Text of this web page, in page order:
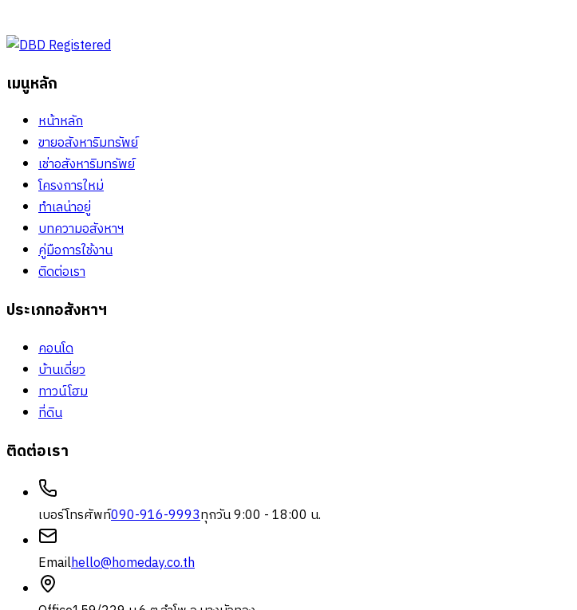
เมนูหลัก
หน้าหลัก
ขายอสังหาริมทรัพย์
เช่าอสังหาริมทรัพย์
โครงการใหม่
ทำเลน่าอยู่
บทความอสังหาฯ
คู่มือการใช้งาน
ติดต่อเรา
ประเภทอสังหาฯ
คอนโด
บ้านเดี่ยว
ทาวน์โฮม
ที่ดิน
ติดต่อเรา
เบอร์โทรศัพท์090-916-9993ทุกวัน 9:00 - 18:00 น.
Emailhello@homeday.co.th